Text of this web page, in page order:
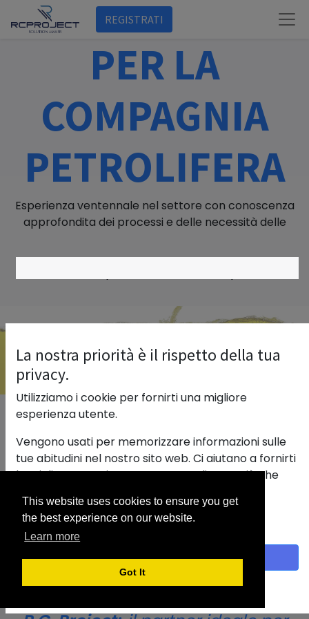
This website uses cookies to ensure you get
the best experience on our website.
Learn more
Got It
REGISTRATI
PER LA
COMPAGNIA
PETROLIFERA
Esperienza ventennale nel settore con conoscenza
approfondita dei processi e delle necessità delle
DIGITAL FUEL 2.0
CONSULENZE & PM
La nostra priorità è il rispetto della tua
privacy.
Utilizziamo i cookie per fornirti una migliore
esperienza utente.
Vengono usati per memorizzare informazioni sulle
tue abitudini nel nostro sito web. Ci aiutano a fornirti
la migliore esperienza e a personalizzare ciò che
Con un clic sul banner fornisci il consenso alla
raccolta dei dati.
Accetto
Politica sui cookie